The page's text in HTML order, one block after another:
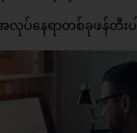
လုပ်နေရာတစ်ခုဖန်တီးပါ